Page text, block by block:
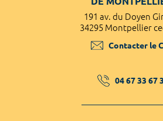
191 av. du Doyen
34295 Montpellier
Contacter le
04 67 33 67